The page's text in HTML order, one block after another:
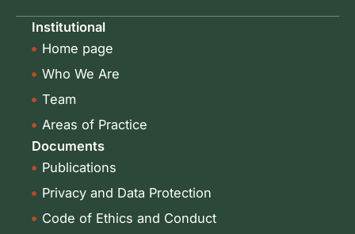
k
t
Institutional
Home page
Who We Are
Team
Areas of Practice
Documents
Publications
Privacy and Data Protection
Code of Ethics and Conduct